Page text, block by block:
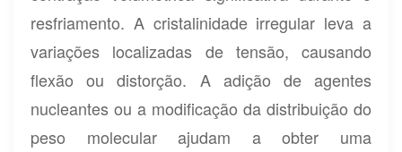
resfriamento. A cristalinidade irregular leva a
variações localizadas de tensão, causando
flexão ou distorção. A adição de agentes
nucleantes ou a modificação da distribuição do
peso molecular ajudam a obter uma